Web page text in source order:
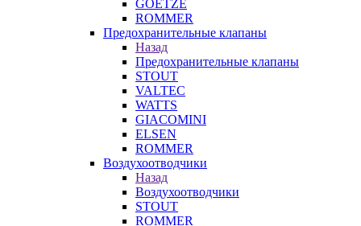
GOETZE
ROMMER
Предохранительные клапаны
Назад
Предохранительные клапаны
STOUT
VALTEC
WATTS
GIACOMINI
ELSEN
ROMMER
Воздухоотводчики
Назад
Воздухоотводчики
STOUT
ROMMER